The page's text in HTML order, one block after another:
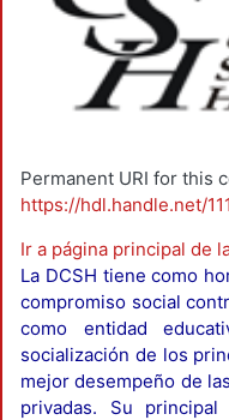
Permanent URI for this
https://hdl.handle.net/
Ir a página principal de
La DCSH tiene como
compromiso social
como entidad
socialización de los
mejor desempeño de
privadas. Su